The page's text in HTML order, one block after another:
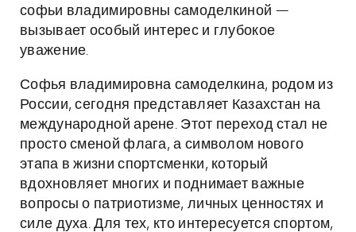
софьи владимировны самоделкиной —
вызывает особый интерес и глубокое
уважение.
Софья владимировна самоделкина, родом из
России, сегодня представляет Казахстан на
международной арене. Этот переход стал не
просто сменой флага, а символом нового
этапа в жизни спортсменки, который
вдохновляет многих и поднимает важные
вопросы о патриотизме, личных ценностях и
силе духа. Для тех, кто интересуется спортом,